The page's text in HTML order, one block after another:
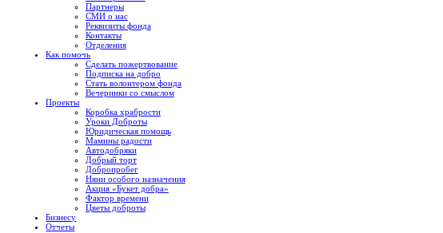
Партнеры
СМИ о нас
Реквизиты фонда
Контакты
Отделения
Как помочь
Сделать пожертвование
Подписка на добро
Стать волонтером фонда
Вечеринки со смыслом
Проекты
Коробка храбрости
Уроки Доброты
Юридическая помощь
Мамины радости
Автодобряки
Добрый торт
Добропробег
Няни особого назначения
Акция «Букет добра»
Фактор времени
Цветы доброты
Бизнесу
Отчеты